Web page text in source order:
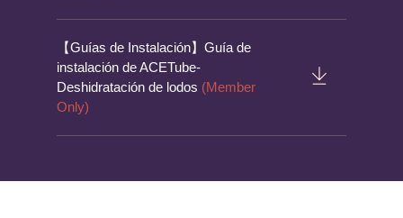
【Guías de Instalación】Guía de
instalación de ACETube-
Deshidratación de lodos (Member
Only)